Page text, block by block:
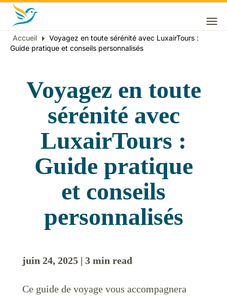
Fil
Accueil
Voyagez en toute sérénité avec LuxairTours :
Guide pratique et conseils personnalisés
Voyagez en toute
sérénité avec
LuxairTours :
Guide pratique
et conseils
personnalisés
juin 24, 2025 | 3 min read
Ce guide de voyage vous accompagnera